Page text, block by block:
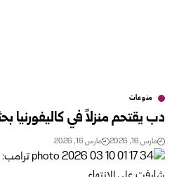
منوعات
دب يقتحم منزلاً في كاليفورنيا
مارس 16, 2026 مارس 16, 2026